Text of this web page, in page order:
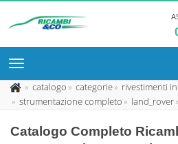
catalogo categorie
rivestimenti
strumentazione completo
land_rover
Catalogo Completo